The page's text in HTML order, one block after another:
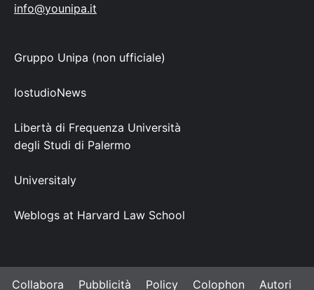
info@younipa.it
Gruppo Unipa (non ufficiale)
IostudioNews
Libertà di Frequenza Università
degli Studi di Palermo
Universitaly
Weblogs at Harvard Law School
Collabora Pubblicità Policy Colophon Autori